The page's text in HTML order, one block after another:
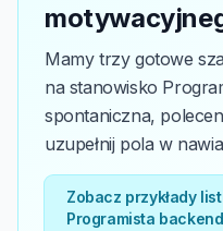
Mamy trzy gotowe
na stanowisko
spontaniczna,
uzupełnij pola w
Zobacz przykłady
Programista backend